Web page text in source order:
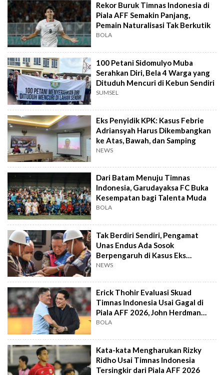
Rekor Buruk Timnas Indonesia di
Piala AFF Semakin Panjang,
Pemain Naturalisasi Tak Berkutik
BOLA
100 Petani Sidomulyo Muba
Serahkan Diri, Bela 4 Warga yang
Dituduh Mencuri di Kebun Sendiri
SUMSEL
Eks Penyidik KPK: Kasus Febrie
Adriansyah Harus Dikembangkan
ke Atas, Bawah, dan Samping
NEWS
Dari Batam Menuju Timnas
Indonesia, Garudayaksa FC Buka
Kesempatan bagi Talenta Muda
BOLA
Tak Berdiri Sendiri, Pengamat
Unas Endus Ada Sosok
Berpengaruh di Kasus Eks
Jampidsus
NEWS
Erick Thohir Evaluasi Skuad
Timnas Indonesia Usai Gagal di
Piala AFF 2026, John Herdman
Out?
BOLA
Kata-kata Mengharukan Rizky
Ridho Usai Timnas Indonesia
Tersingkir dari Piala AFF 2026